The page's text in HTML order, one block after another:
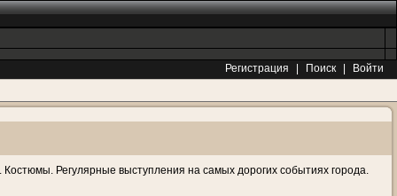
Регистрация Поиск
Войти
Регулярные выступления на самых дорогих событиях города.